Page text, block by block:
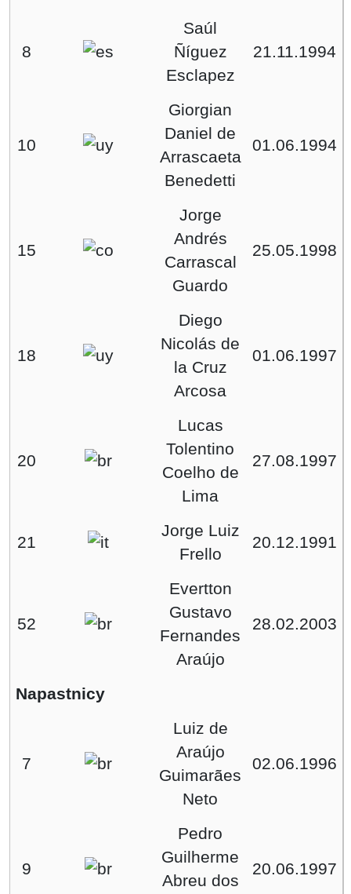
8
Saúl
Ñíguez
Esclapez
21.11.1994
10
Giorgian
Daniel de
Arrascaeta
Benedetti
01.06.1994
15
Jorge
Andrés
Carrascal
Guardo
25.05.1998
18
Diego
Nicolás de
la Cruz
Arcosa
01.06.1997
20
Lucas
Tolentino
Coelho de
Lima
27.08.1997
21
Jorge Luiz
Frello
20.12.1991
52
Evertton
Gustavo
Fernandes
Araújo
28.02.2003
Napastnicy
7
Luiz de
Araújo
Guimarães
Neto
02.06.1996
9
Pedro
Guilherme
Abreu dos
20.06.1997